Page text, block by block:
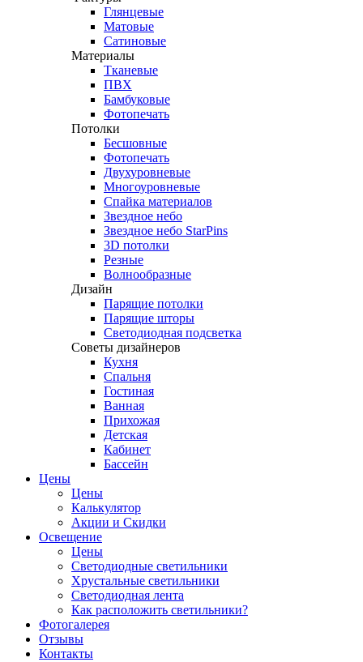
Глянцевые
Матовые
Сатиновые
Материалы
Тканевые
ПВХ
Бамбуковые
Фотопечать
Потолки
Бесшовные
Фотопечать
Двухуровневые
Многоуровневые
Спайка материалов
Звездное небо
Звездное небо StarPins
3D потолки
Резные
Волнообразные
Дизайн
Парящие потолки
Парящие шторы
Светодиодная подсветка
Советы дизайнеров
Кухня
Спальня
Гостиная
Ванная
Прихожая
Детская
Кабинет
Бассейн
Цены
Цены
Калькулятор
Акции и Скидки
Освещение
Цены
Светодиодные светильники
Хрустальные светильники
Светодиодная лента
Как расположить светильники?
Фотогалерея
Отзывы
Контакты